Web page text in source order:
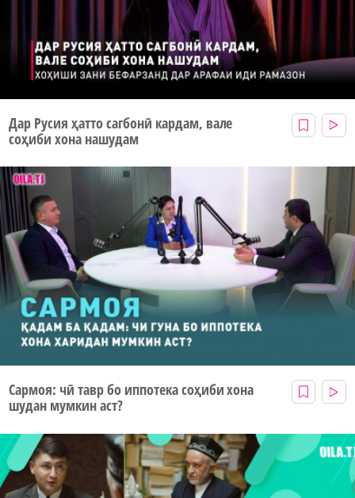
Дар Русия ҳатто сагбонӣ кардам, вале
соҳиби хона нашудам
Сармоя: чӣ тавр бо иппотека соҳиби хона
шудан мумкин аст?